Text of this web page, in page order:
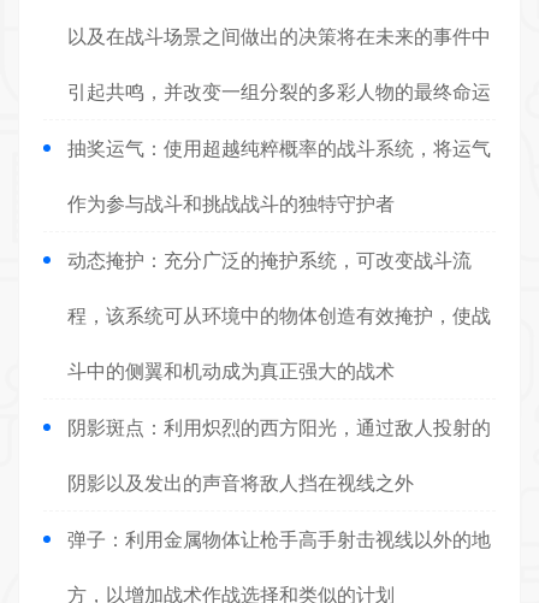
以及在战斗场景之间做出的决策将在未来的事件中
引起共鸣，并改变一组分裂的多彩人物的最终命运
抽奖运气：使用超越纯粹概率的战斗系统，将运气
作为参与战斗和挑战战斗的独特守护者
动态掩护：充分广泛的掩护系统，可改变战斗流
程，该系统可从环境中的物体创造有效掩护，使战
斗中的侧翼和机动成为真正强大的战术
阴影斑点：利用炽烈的西方阳光，通过敌人投射的
阴影以及发出的声音将敌人挡在视线之外
弹子：利用金属物体让枪手高手射击视线以外的地
方，以增加战术作战选择和类似的计划